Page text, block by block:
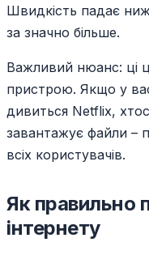
Швидкість падає
за значно більше.
Важливий нюанс: ці
пристрою. Якщо у
дивиться Netflix,
завантажує файли –
всіх користувачів.
Як правильно
інтернету